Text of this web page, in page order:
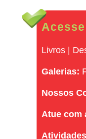
Livros
Galerias:
Nossos
Atue com